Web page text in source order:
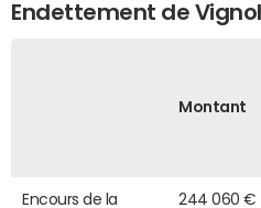
Endettement de
Montant
Encours de la
244 060 €